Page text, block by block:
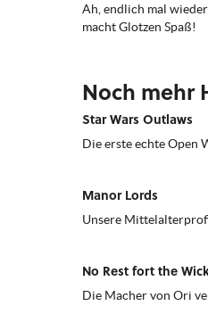
Ah, endlich mal
macht Glotzen Spaß!
Noch mehr
Star Wars Outlaws
Die erste echte Open
Manor Lords
Unsere
No Rest fort the
Die Macher von Ori